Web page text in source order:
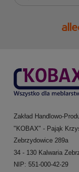
Zakład Handlowo-
"KOBAX" - Pająk
Zebrzydowice 289a
34 - 130 Kalwaria
NIP: 551-000-42-29